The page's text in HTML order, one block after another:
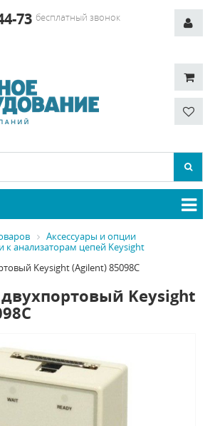
73 бесплатный звонок
Аксессуары и опции
к анализаторам цепей Keysight
Keysight (Agilent) 85098C
Keysight